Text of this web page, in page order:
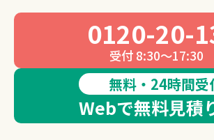
0120-20-
受付 8:30～17:30
無料・24時間受
Webで無料見積